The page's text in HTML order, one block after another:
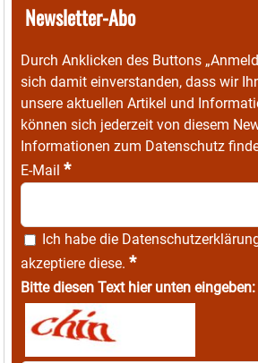
Newsletter-Abo
Durch Anklicken des Buttons
sich damit einverstanden, dass wir
unsere aktuellen Artikel und
können sich jederzeit von diesem
Informationen zum Datenschutz
E-Mail *
Ich habe die
akzeptiere diese. *
Bitte diesen Text hier unten eingeben: